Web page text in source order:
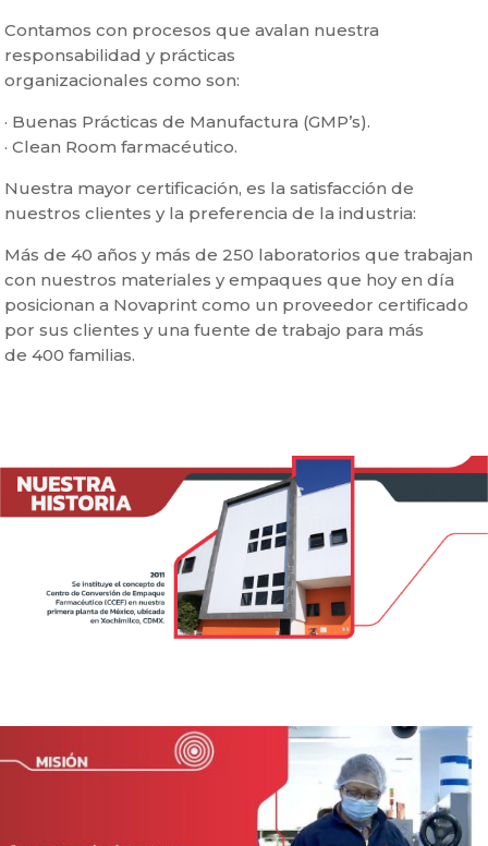
Contamos con procesos que avalan nuestra
responsabilidad y prácticas
organizacionales como son:
· Buenas Prácticas de Manufactura (GMP’s).
· Clean Room farmacéutico.
Nuestra mayor certificación, es la satisfacción de
nuestros clientes y la preferencia de la industria:
Más de 40 años y más de 250 laboratorios que trabajan
con nuestros materiales y empaques que hoy en día
posicionan a Novaprint como un proveedor certificado
por sus clientes y una fuente de trabajo para más
de 400 familias.